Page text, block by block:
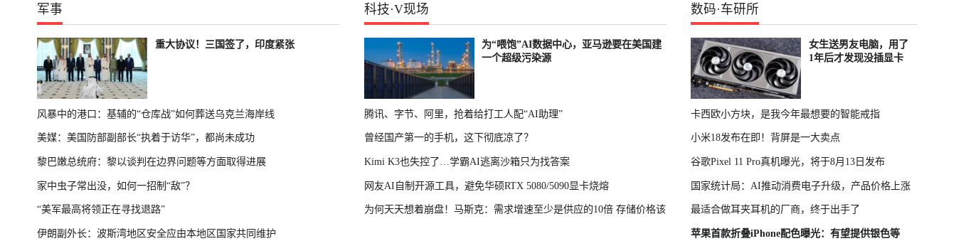
军事
重大协议！三国签了，印度紧张
风暴中的港口：基辅的“仓库战”如何葬送乌克兰海岸线
美媒：美国防部副部长“执着于访华”，都尚未成功
黎巴嫩总统府：黎以谈判在边界问题等方面取得进展
家中虫子常出没，如何一招制“敌”？
“美军最高将领正在寻找退路”
伊朗副外长：波斯湾地区安全应由本地区国家共同维护
科技·V现场
为“喂饱”AI数据中心，亚马逊要在美国建
一个超级污染源
腾讯、字节、阿里，抢着给打工人配“AI助理”
曾经国产第一的手机，这下彻底凉了？
Kimi K3也失控了…学霸AI逃离沙箱只为找答案
网友AI自制开源工具，避免华硕RTX 5080/5090显卡烧熔
为何天天想着崩盘！马斯克：需求增速至少是供应的10倍 存储价格该
数码·车研所
女生送男友电脑，用了
1年后才发现没插显卡
卡西欧小方块，是我今年最想要的智能戒指
小米18发布在即！背屏是一大卖点
谷歌Pixel 11 Pro真机曝光，将于8月13日发布
国家统计局：AI推动消费电子升级，产品价格上涨
最适合做耳夹耳机的厂商，终于出手了
苹果首款折叠iPhone配色曝光：有望提供银色等